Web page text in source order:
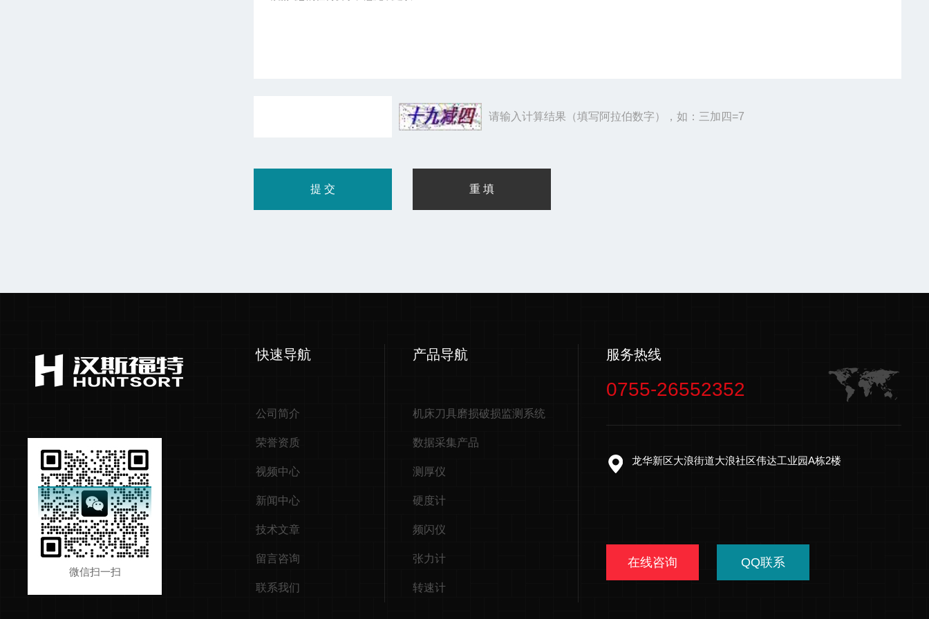
请输入计算结果（填写阿拉伯数字），如：三加四=7
微信扫一扫
快速导航
公司简介
荣誉资质
视频中心
新闻中心
技术文章
留言咨询
联系我们
产品导航
机床刀具磨损破损监测系统
数据采集产品
测厚仪
硬度计
频闪仪
张力计
转速计
服务热线
0755-26552352
龙华新区大浪街道大浪社区伟达工业园A栋2楼
在线咨询 QQ联系